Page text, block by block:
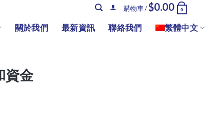
購物車 /$0.00 0
關於我們 最新資訊 聯絡我們 繁體中文
資金